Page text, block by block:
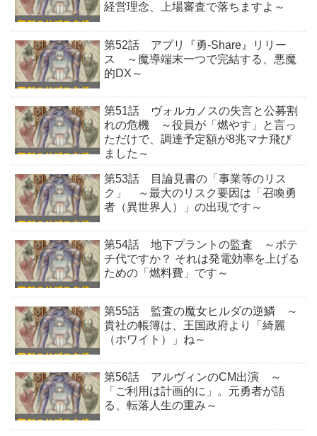
経営理念、上場審査で落ちますよ～
第52話 アプリ『勇-Share』リリー
ス ～魔導端末一つで完結する、悪魔
的DX～
第51話 ヴォルカノスの失言と公募割
れの危機 ～役員が「燃やす」と言っ
ただけで、調達予定額が8兆マナ飛び
ました～
第53話 目論見書の「事業等のリス
ク」 ～最大のリスク要因は「召喚勇
者（異世界人）」の出現です～
第54話 地下プラントの監査 ～ポテ
チ代ですか？ それは発電効率を上げる
ための「燃料費」です～
第55話 監査の魔女ヒルダの逆鱗 ～
貴社の帳簿は、王国政府より「綺麗
（ホワイト）」ね～
第56話 アルヴィンのCM出演 ～
「ご利用は計画的に」。元勇者が語
る、転落人生の重み～